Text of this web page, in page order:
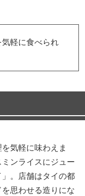
軽に食べられ
気軽に味わえま
ンライスにジュー
。店舗はタイの都
思わせる造りにな